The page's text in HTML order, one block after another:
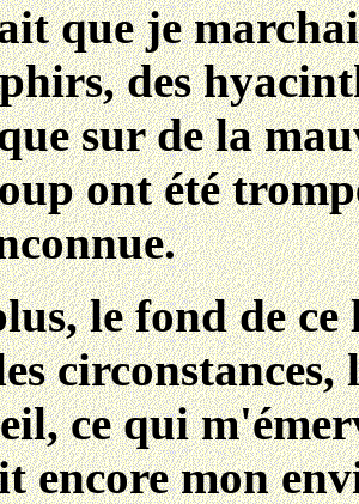
que je
des
sur de la
ont été
le fond de
ce qui
encore mon